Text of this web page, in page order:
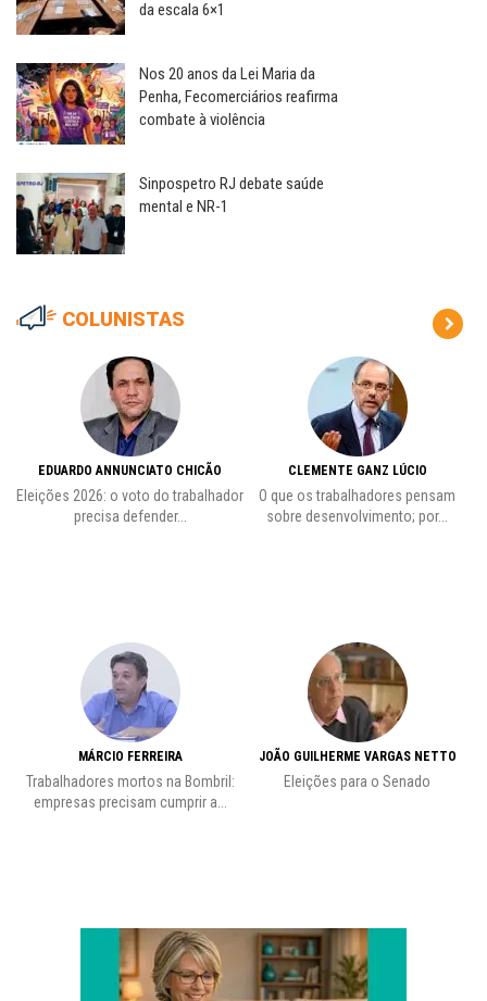
da escala 6×1
Nos 20 anos da Lei Maria da
Penha, Fecomerciários reafirma
combate à violência
Sinpospetro RJ debate saúde
mental e NR-1
COLUNISTAS
EDUARDO ANNUNCIATO CHICÃO
Eleições 2026: o voto do trabalhador
precisa defender...
MÁRCIO FERREIRA
Trabalhadores mortos na Bombril:
empresas precisam cumprir a...
CLEMENTE GANZ LÚCIO
O que os trabalhadores pensam
sobre desenvolvimento; por...
JOÃO GUILHERME VARGAS NETTO
Eleições para o Senado